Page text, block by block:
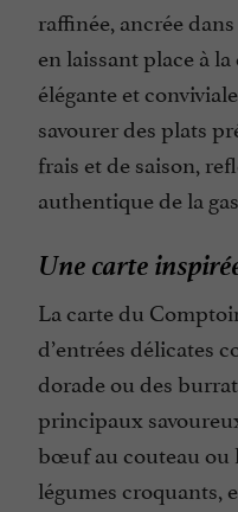
raffinée, ancrée
en laissant place à
élégante et
savourer des plats
frais et de saison,
authentique de la
Une carte
La carte du
d’entrées délicates
dorade ou des
principaux
bœuf au couteau ou
légumes croquants,